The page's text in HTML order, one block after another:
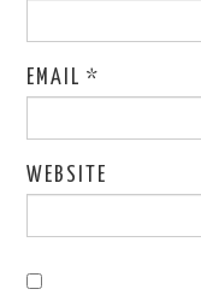
EMAIL*
WEBSITE